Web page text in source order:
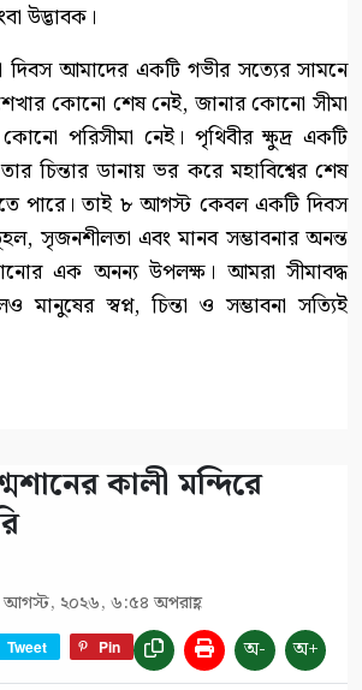
উদ্ভাবক।
দিবস আমাদের একটি গভীর সত্যের সামনে
কোনো শেষ নেই, জানার কোনো সীমা
পরিসীমা নেই। পৃথিবীর ক্ষুদ্র একটি
চিন্তার ডানায় ভর করে মহাবিশ্বের শেষ
পারে। তাই ৮ আগস্ট কেবল একটি দিবস
সৃজনশীলতা এবং মানব সম্ভাবনার অনন্ত
এক অনন্য উপলক্ষ। আমরা সীমাবদ্ধ
মানুষের স্বপ্ন, চিন্তা ও সম্ভাবনা সত্যিই
কালী মন্দিরে
আগস্ট, ২০২৬, ৬:৫৪ অপরাহ্ণ
Tweet Pin অ- অ+